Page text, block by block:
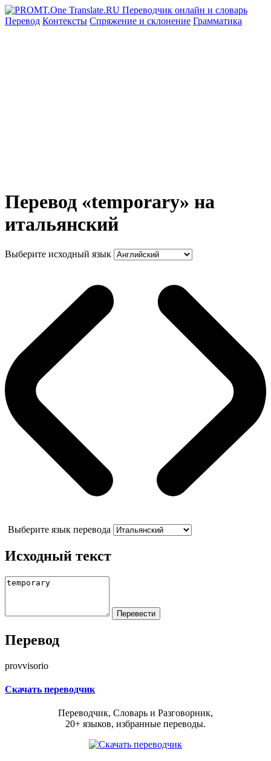
Перевод Контексты Спряжение и склонение Грамматика
Перевод «temporary» на
итальянский
Выберите исходный язык
Выберите язык перевода
Исходный текст
Перевод
provvisorio
Скачать переводчик
Переводчик, Словарь и Разговорник,
20+ языков, избранные переводы.